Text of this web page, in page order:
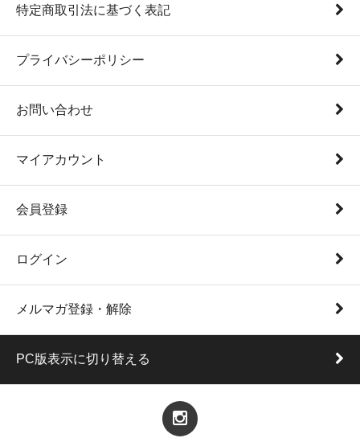
特定商取引法に基づく表記
プライバシーポリシー
お問い合わせ
マイアカウント
会員登録
ログイン
メルマガ登録・解除
PC版表示に切り替える